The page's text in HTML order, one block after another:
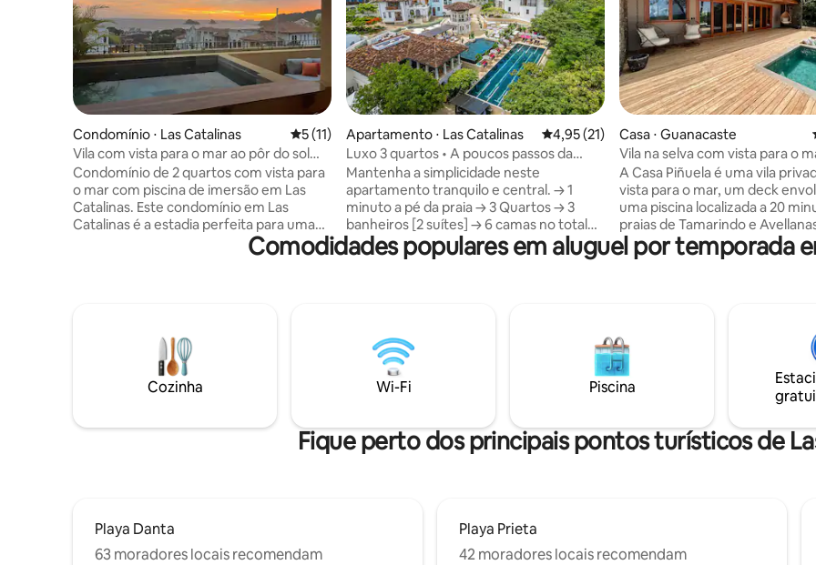
Condomínio ⋅ Las Catalinas 5 de uma avaliação média de 5, 11 avaliações
5 (11)
Vila com vista para o mar ao pôr do sol
com piscina privativa
Condomínio de 2 quartos com vista para
o mar com piscina de imersão em Las
Catalinas. Este condomínio em Las
Catalinas é a estadia perfeita para uma
família ou amigos! A piscina de imersão
com vista para o mar e o pátio são um
descobrirá que o melhor de Las Catalinas
é de fácil acesso. Quer se trate de
caminhadas, ciclismo, compras, jantar ou
desfrutar do clube de praia e do oceano,
distância.
Apartamento ⋅ Las Catalinas 4,95 de uma avaliação média de 5, 21
4,95 (21)
Luxo 3 quartos • A poucos passos da
praia • Piscina + Academia
Mantenha a simplicidade neste
apartamento tranquilo e central. → 1
minuto a pé da praia → 3 Quartos → 3
banheiros [2 suítes] → 6 camas no total
disponíveis, acomoda 8+
Estacionamento → gratuito no local, 1
completa abastecida com tudo o que é
necessário para cozinhar → Máquina de
lavar e secar roupa → Aquecedor de
água quente sob demanda com alta
quartos
Casa ⋅ Guanacaste
Vila na selva com vista para o
piscina privativa
A Casa Piñuela é uma vila
vista para o mar, um deck
uma piscina localizada a 20
praias de Tamarindo e
casa encantadora tem uma
size, sala de estar
conforto e privacidade, é
casais ou nômades digitais. Os
atenciosos incluem lençóis
algodão, panelas de aço
produtos de limpeza e banho
Comodidades populares em aluguel por temporada
Cozinha Wi-Fi Piscina
Fique perto dos principais pontos turísticos de
Playa Danta
63 moradores locais recomendam
Playa Prieta
42 moradores locais recomendam